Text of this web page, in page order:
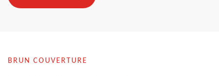
BRUN COUVERTURE